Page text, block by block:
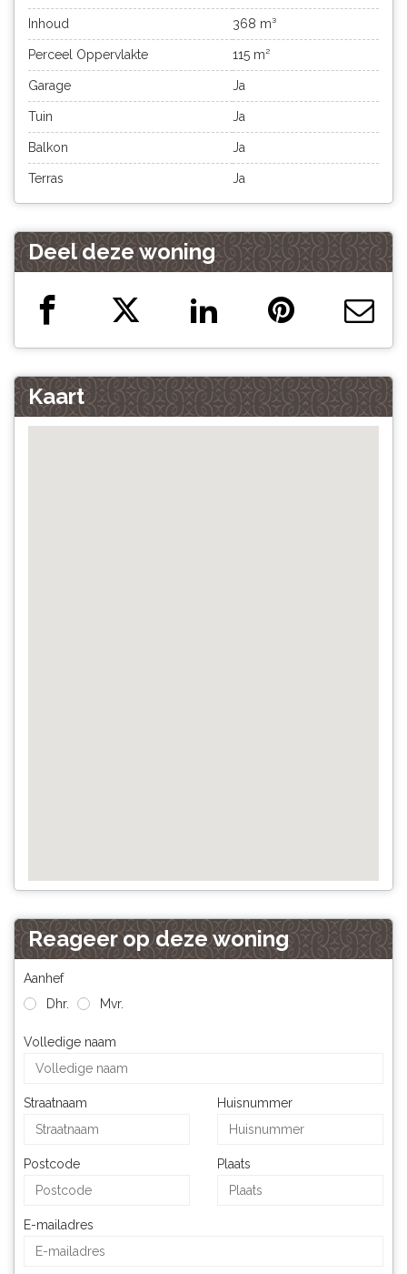
Inhoud 368 m³
Perceel Oppervlakte 115 m²
Garage Ja
Tuin Ja
Balkon Ja
Terras Ja
Deel deze woning
Kaart
Reageer op deze woning
Aanhef
Dhr.
Mvr.
Volledige naam
Straatnaam Huisnummer
Postcode Plaats
E-mailadres